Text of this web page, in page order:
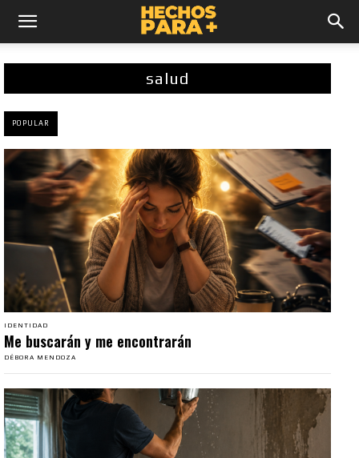
salud
POPULAR
IDENTIDAD
Me buscarán y me encontrarán
DÉBORA MENDOZA